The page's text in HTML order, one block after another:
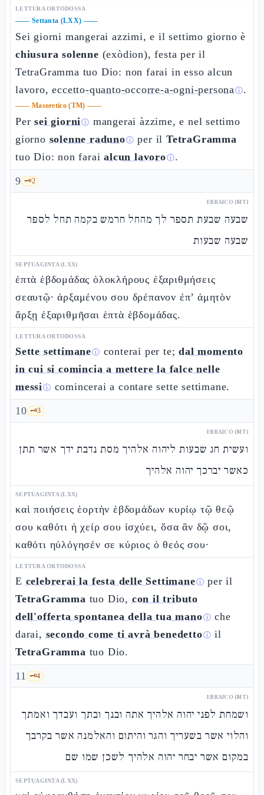
LETTURA ORTODOSSA
—— Settanta (LXX) ——
Sei giorni mangerai azzimi, e il settimo giorno è
chiusura solenne (exòdion), festa per il
TetraGramma tuo Dio: non farai in esso alcun
lavoro,eccetto-quanto-occorre-a-ogni-personaⓘ.
—— Masoretico (TM) ——
Persei giorniⓘ mangerai àzzime, e nel settimo
giorno solenne radunoⓘ per ilTetraGramma
tuo Dio: non faraialcun lavoroⓘ.
9 🗝️2
EBRAICO (MT)
שבעה שבעת תספר לך מהחל חרמש בקמה תחל לספר
שבעה שבעות
SEPTUAGINTA (LXX)
ἑπτὰ ἑβδομάδας ὁλοκλήρους ἐξαριθμήσεις
σεαυτῷ· ἀρξαμένου σου δρέπανον ἐπ’ ἀμητὸν
ἄρξῃ ἐξαριθμῆσαι ἑπτὰ ἑβδομάδας.
LETTURA ORTODOSSA
Sette settimaneⓘ conterai per te;dal momento
in cui si comincia a mettere la falce nelle
messiⓘ comincerai a contare sette settimane.
10 🗝️3
EBRAICO (MT)
ועשית חג שבעות ליהוה אלהיך מסת נדבת ידך אשר תתן
כאשר יברכך יהוה אלהיך
SEPTUAGINTA (LXX)
καὶ ποιήσεις ἑορτὴν ἑβδομάδων κυρίῳ τῷ θεῷ
σου καθότι ἡ χείρ σου ἰσχύει, ὅσα ἂν δῷ σοι,
καθότι ηὐλόγησέν σε κύριος ὁ θεός σου·
LETTURA ORTODOSSA
E celebrerai la festa delle Settimaneⓘ per il
TetraGramma tuo Dio, con il tributo
dell'offerta spontanea della tua manoⓘ che
darai, secondo come ti avrà benedettoⓘ il
TetraGramma tuo Dio.
11 🗝️4
EBRAICO (MT)
ושמחת לפני יהוה אלהיך אתה ובנך ובתך ועבדך ואמתך
והלוי אשר בשעריך והגר והיתום והאלמנה אשר בקרבך
במקום אשר יבחר יהוה אלהיך לשכן שמו שם
SEPTUAGINTA (LXX)